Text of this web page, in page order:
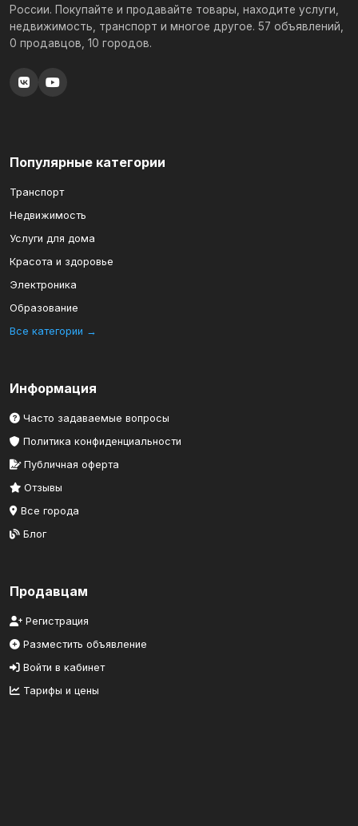
России. Покупайте и продавайте товары, находите услуги,
недвижимость, транспорт и многое другое. 57 объявлений,
0 продавцов, 10 городов.
Популярные категории
Транспорт
Недвижимость
Услуги для дома
Красота и здоровье
Электроника
Образование
Все категории →
Информация
Часто задаваемые вопросы
Политика конфиденциальности
Публичная оферта
Отзывы
Все города
Блог
Продавцам
Регистрация
Разместить объявление
Войти в кабинет
Тарифы и цены